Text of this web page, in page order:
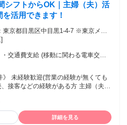
シフトからOK｜主婦（夫）活
活用できます！
5分
たい」など、 そんな方々も大歓迎！
ですので、 少しでも気になったらぜ
詳細を見る